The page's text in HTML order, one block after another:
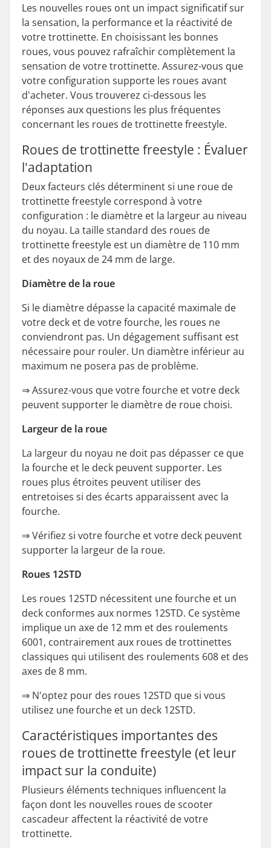
Les nouvelles roues ont un impact significatif sur
la sensation, la performance et la réactivité de
votre trottinette. En choisissant les bonnes
roues, vous pouvez rafraîchir complètement la
sensation de votre trottinette. Assurez-vous que
votre configuration supporte les roues avant
d'acheter. Vous trouverez ci-dessous les
réponses aux questions les plus fréquentes
concernant les roues de trottinette freestyle.
Roues de trottinette freestyle : Évaluer
l'adaptation
Deux facteurs clés déterminent si une roue de
trottinette freestyle correspond à votre
configuration : le diamètre et la largeur au niveau
du noyau. La taille standard des roues de
trottinette freestyle est un diamètre de 110 mm
et des noyaux de 24 mm de large.
Diamètre de la roue
Si le diamètre dépasse la capacité maximale de
votre deck et de votre fourche, les roues ne
conviendront pas. Un dégagement suffisant est
nécessaire pour rouler. Un diamètre inférieur au
maximum ne posera pas de problème.
⇒Assurez-vous que votre fourche et votre deck
peuvent supporter le diamètre de roue choisi.
Largeur de la roue
La largeur du noyau ne doit pas dépasser ce que
la fourche et le deck peuvent supporter. Les
roues plus étroites peuvent utiliser des
entretoises si des écarts apparaissent avec la
fourche.
⇒Vérifiez si votre fourche et votre deck peuvent
supporter la largeur de la roue.
Roues 12STD
Les roues 12STD nécessitent une fourche et un
deck conformes aux normes 12STD. Ce système
implique un axe de 12 mm et des roulements
6001, contrairement aux roues de trottinettes
classiques qui utilisent des roulements 608 et des
axes de 8 mm.
⇒ N'optez pour des roues 12STD que si vous
utilisez une fourche et un deck 12STD.
Caractéristiques importantes des
roues de trottinette freestyle (et leur
impact sur la conduite)
Plusieurs éléments techniques influencent la
façon dont les nouvelles roues de scooter
cascadeur affectent la réactivité de votre
trottinette.